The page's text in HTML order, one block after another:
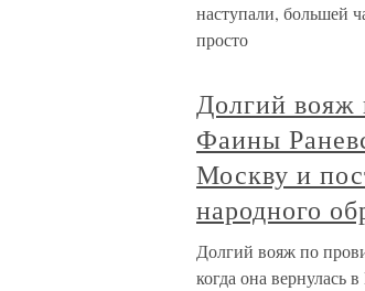
наступали, большей
просто
Долгий вояж
Фаины
Москву и
народного
Долгий вояж по
когда она